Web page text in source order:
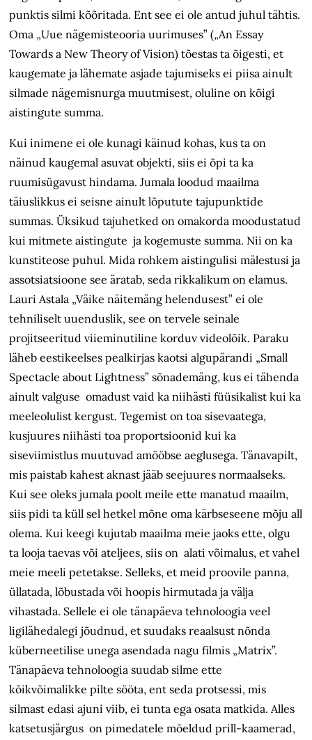
punktis silmi kõõritada. Ent see ei ole antud juhul tähtis.
Oma „Uue nägemisteooria uurimuses” („An Essay
Towards a New Theory of Vision) tõestas ta õigesti, et
kaugemate ja lähemate asjade tajumiseks ei piisa ainult
silmade nägemisnurga muutmisest, oluline on kõigi
aistingute summa.
Kui inimene ei ole kunagi käinud kohas, kus ta on
näinud kaugemal asuvat objekti, siis ei õpi ta ka
ruumisügavust hindama. Jumala loodud maailma
täiuslikkus ei seisne ainult lõputute tajupunktide
summas. Üksikud tajuhetked on omakorda moodustatud
kui mitmete aistingute ja kogemuste summa. Nii on ka
kunstiteose puhul. Mida rohkem aistingulisi mälestusi ja
assotsiatsioone see äratab, seda rikkalikum on elamus.
Lauri Astala „Väike näitemäng helendusest” ei ole
tehniliselt uuenduslik, see on tervele seinale
projitseeritud viieminutiline korduv videolõik. Paraku
läheb eestikeelses pealkirjas kaotsi algupärandi „Small
Spectacle about Lightness” sõnademäng, kus ei tähenda
ainult valguse omadust vaid ka niihästi füüsikalist kui ka
meeleolulist kergust. Tegemist on toa sisevaatega,
kusjuures niihästi toa proportsioonid kui ka
siseviimistlus muutuvad amööbse aeglusega. Tänavapilt,
mis paistab kahest aknast jääb seejuures normaalseks.
Kui see oleks jumala poolt meile ette manatud maailm,
siis pidi ta küll sel hetkel mõne oma kärbseseene mõju all
olema. Kui keegi kujutab maailma meie jaoks ette, olgu
ta looja taevas või ateljees, siis on alati võimalus, et vahel
meie meeli petetakse. Selleks, et meid proovile panna,
üllatada, lõbustada või hoopis hirmutada ja välja
vihastada. Sellele ei ole tänapäeva tehnoloogia veel
ligilähedalegi jõudnud, et suudaks reaalsust nõnda
küberneetilise unega asendada nagu filmis „Matrix”.
Tänapäeva tehnoloogia suudab silme ette
kõikvõimalikke pilte sööta, ent seda protsessi, mis
silmast edasi ajuni viib, ei tunta ega osata matkida. Alles
katsetusjärgus on pimedatele mõeldud prill-kaamerad,